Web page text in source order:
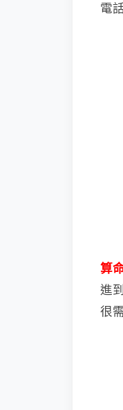
電
算
進
很